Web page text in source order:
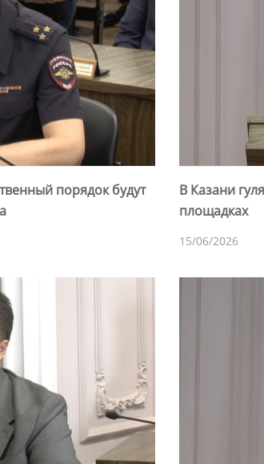
порядок будут
В Казани
площадках
15/06/2026